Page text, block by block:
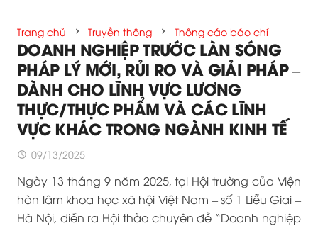
Trang chủ chevron_right Truyền thông chevron_right Thông cáo báo chí
DOANH NGHIỆP TRƯỚC LÀN SÓNG
PHÁP LÝ MỚI, RỦI RO VÀ GIẢI PHÁP –
DÀNH CHO LĨNH VỰC LƯƠNG
THỰC/THỰC PHẨM VÀ CÁC LĨNH
VỰC KHÁC TRONG NGÀNH KINH TẾ
access_time 09/13/2025
Ngày 13 tháng 9 năm 2025, tại Hội trường của Viện
hàn lâm khoa học xã hội Việt Nam – số 1 Liễu Giai –
Hà Nội, diễn ra Hội thảo chuyên đề “Doanh nghiệp